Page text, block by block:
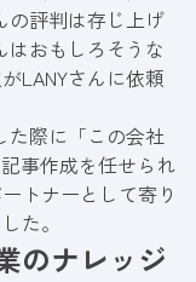
の評判は存じ上げ
はおもしろそうな
LANYさんに依頼
た際に「この会社
事作成を任せられ
トナーとして寄り
た。
のナレッジ